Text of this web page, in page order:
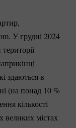
У грудні 2024
здаються в
(на понад 10 %
кількості
великих містах